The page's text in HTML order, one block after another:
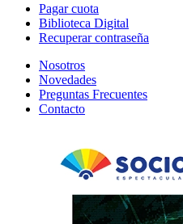
Pagar cuota
Biblioteca Digital
Recuperar contraseña
Nosotros
Novedades
Preguntas Frecuentes
Contacto